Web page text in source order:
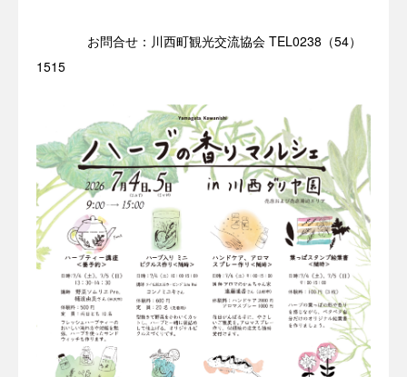
お問合せ：川西町観光交流協会 TEL0238（54）
1515